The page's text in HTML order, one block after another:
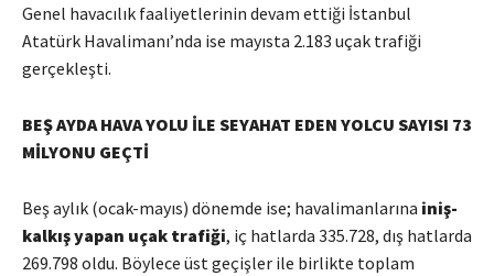
Genel havacılık faaliyetlerinin devam ettiği İstanbul
Atatürk Havalimanı’nda ise mayısta 2.183 uçak trafiği
gerçekleşti.
BEŞ AYDA HAVA YOLU İLE SEYAHAT EDEN YOLCU SAYISI 73
MİLYONU GEÇTİ
Beş aylık (ocak-mayıs) dönemde ise; havalimanlarına iniş-
kalkış yapan uçak trafiği, iç hatlarda 335.728, dış hatlarda
269.798 oldu. Böylece üst geçişler ile birlikte toplam